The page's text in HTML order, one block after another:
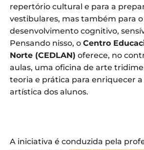
repertório cultural e para a
vestibulares, mas também para o
desenvolvimento cognitivo,
Pensando nisso, o Centro
Norte (CEDLAN) oferece, no
aulas, uma oficina de arte
teoria e prática para enriquecer
artística dos alunos.
A iniciativa é conduzida pela